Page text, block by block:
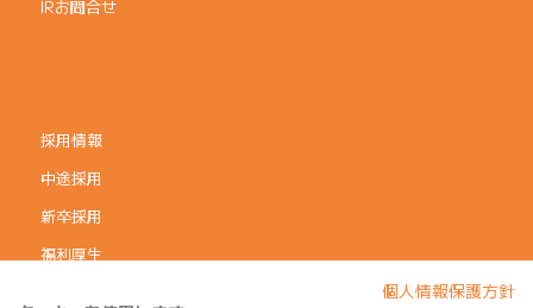
IRお問合せ
採用情報
中途採用
新卒採用
福利厚生
個人情報保護方針